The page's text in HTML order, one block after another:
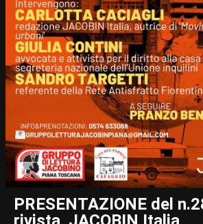
PRESENTAZIONE del